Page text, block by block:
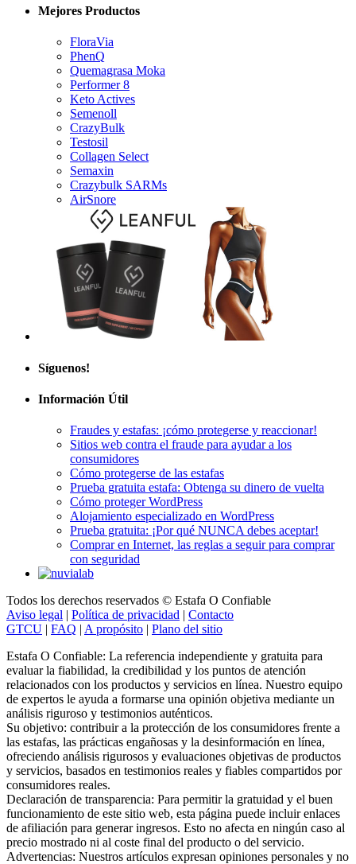
Mejores Productos
FloraVia
PhenQ
Quemagrasa Moka
Performer 8
Keto Actives
Semenoll
CrazyBulk
Testosil
Collagen Select
Semaxin
Crazybulk SARMs
AirSnore
Síguenos!
Información Útil
Fraudes y estafas: ¡cómo protegerse y reaccionar!
Sitios web contra el fraude para ayudar a los
consumidores
Cómo protegerse de las estafas
Prueba gratuita estafa: Obtenga su dinero de vuelta
Cómo proteger WordPress
Alojamiento especializado en WordPress
Prueba gratuita: ¡Por qué NUNCA debes aceptar!
Comprar en Internet, las reglas a seguir para comprar
con seguridad
Todos los derechos reservados © Estafa O Confiable
Aviso legal | Política de privacidad | Contacto
GTCU | FAQ | A propósito | Plano del sitio
Estafa O Confiable: La referencia independiente y gratuita para
evaluar la fiabilidad, la credibilidad y los puntos de atención
relacionados con los productos y servicios en línea. Nuestro equipo
de expertos le ayuda a formarse una opinión objetiva mediante un
análisis riguroso y testimonios auténticos.
Su objetivo: contribuir a la protección de los consumidores frente a
las estafas, las prácticas engañosas y la desinformación en línea,
ofreciendo análisis rigurosos y evaluaciones objetivas de productos
y servicios, basados en testimonios reales y fiables compartidos por
consumidores reales.
Declaración de transparencia: Para permitir la gratuidad y el buen
funcionamiento de este sitio web, esta página puede incluir enlaces
de afiliación para generar ingresos. Esto no afecta en ningún caso al
precio mostrado ni al coste final del producto o del servicio.
Advertencias: Nuestros artículos expresan opiniones personales y no